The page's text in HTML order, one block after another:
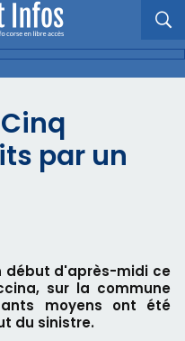
par un
début d'après-midi ce
sur la commune
moyens ont été
du sinistre.